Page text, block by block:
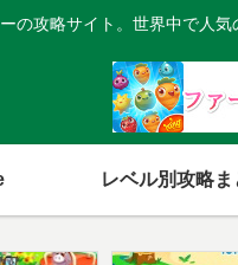
の攻略サイト。世界中で人
レベル別攻略ま